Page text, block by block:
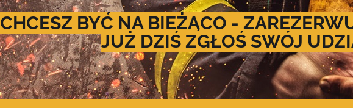
CHCESZ BYĆ NA BIEŻĄCO -
JUŻ DZIŚ ZGŁOŚ SWÓJ